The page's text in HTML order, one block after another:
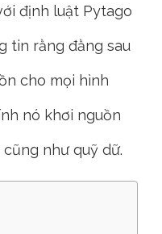
định luật Pytago
tin rằng đằng sau
cho mọi hình
nó khơi nguồn
như quỹ dữ.